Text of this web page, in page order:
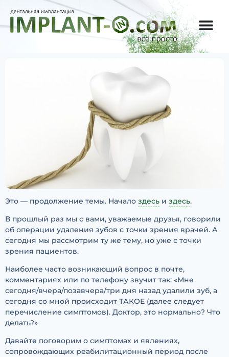
Это — продолжение темы. Начало здесь и здесь.
В прошлый раз мы с вами, уважаемые друзья, говорили
об операции удаления зубов с точки зрения врачей. А
сегодня мы рассмотрим ту же тему, но уже с точки
зрения пациентов.
Наиболее часто возникающий вопрос в почте,
комментариях или по телефону звучит так: «Мне
сегодня/вчера/позавчера/три дня назад удалили зуб, а
сегодня со мной происходит ТАКОЕ (далее следует
перечисление симптомов). Доктор, это нормально? Что
делать?»
Давайте поговорим о симптомах и явлениях,
сопровождающих реабилитационный период после